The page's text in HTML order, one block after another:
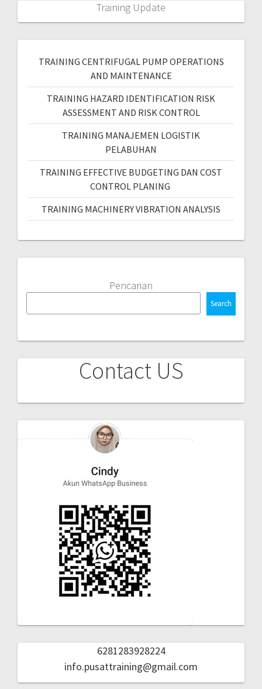
Training Update
TRAINING CENTRIFUGAL PUMP OPERATIONS
AND MAINTENANCE
TRAINING HAZARD IDENTIFICATION RISK
ASSESSMENT AND RISK CONTROL
TRAINING MANAJEMEN LOGISTIK
PELABUHAN
TRAINING EFFECTIVE BUDGETING DAN COST
CONTROL PLANING
TRAINING MACHINERY VIBRATION ANALYSIS
Pencarian
Search
Contact US
6281283928224
info.pusattraining@gmail.com